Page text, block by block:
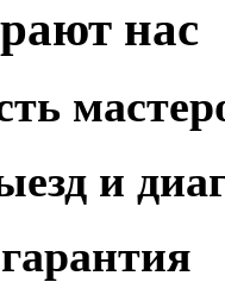
нас
и
гарантия